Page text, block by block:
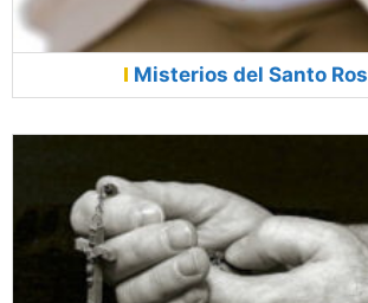
Misterios del Santo